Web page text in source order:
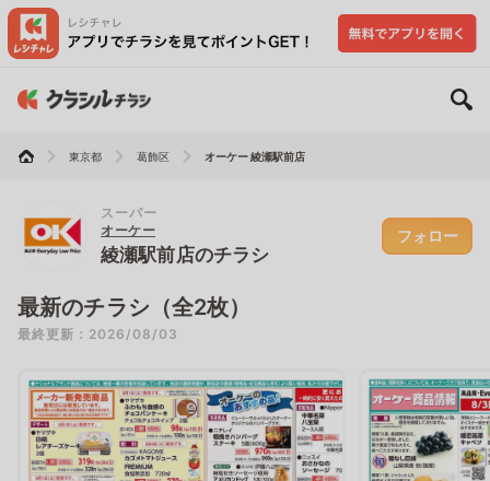
東京都 葛飾区 オーケー 綾瀬駅前店
スーパー
オーケー
綾瀬駅前店のチラシ
フォロー
最新のチラシ（全2枚）
最終更新：2026/08/03